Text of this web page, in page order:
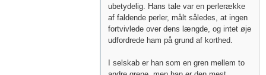
ubetydelig. Hans tale var en perlerække
af faldende perler, målt således, at ingen
fortvivlede over dens længde, og intet øje
udfordrede ham på grund af korthed.
I selskab er han som en gren mellem to